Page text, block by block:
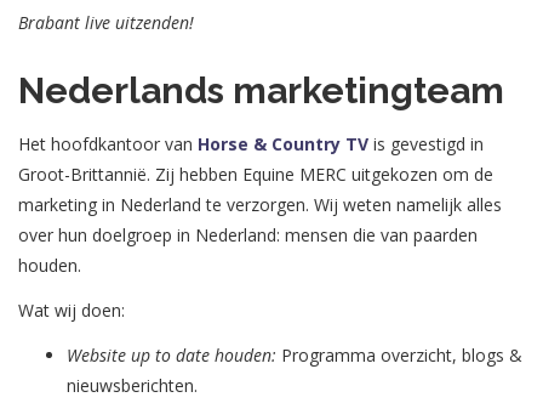
Brabant live uitzenden!
Nederlands marketingteam
Het hoofdkantoor van Horse & Country TV is gevestigd in
Groot-Brittannië. Zij hebben Equine MERC uitgekozen om de
marketing in Nederland te verzorgen. Wij weten namelijk alles
over hun doelgroep in Nederland: mensen die van paarden
houden.
Wat wij doen:
Website up to date houden: Programma overzicht, blogs &
nieuwsberichten.